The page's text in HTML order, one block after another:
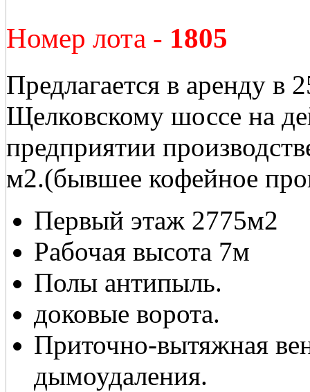
Номер лота - 1805
Предлагается в аренду
Щелковскому шоссе на
предприятии
м2.(бывшее кофейное
Первый этаж 2775м2
Рабочая высота 7м
Полы антипыль.
доковые ворота.
Приточно-вытяжная
дымоудаления.